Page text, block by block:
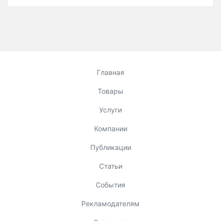
Главная
Товары
Услуги
Компании
Публикации
Статьи
События
Рекламодателям